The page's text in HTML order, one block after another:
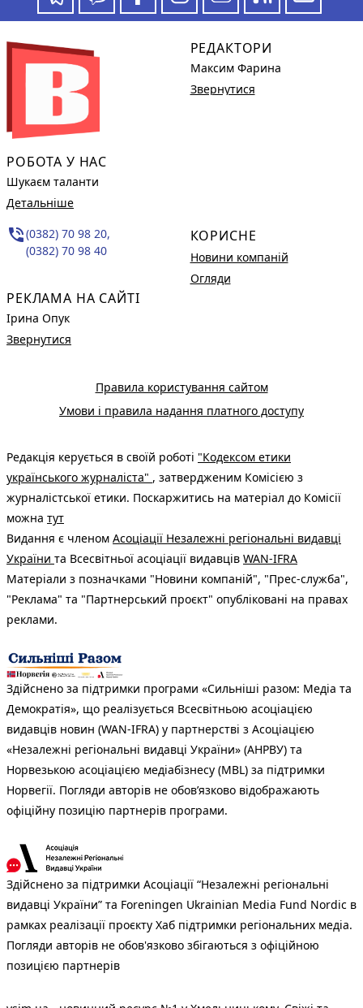
РОБОТА У НАС
Шукаєм таланти
Детальніше
phone_in_talk(0382) 70 98 20,
(0382) 70 98 40
РЕКЛАМА НА САЙТІ
Ірина Опук
Звернутися
РЕДАКТОРИ
Максим Фарина
Звернутися
КОРИСНЕ
Новини компаній
Огляди
Правила користування сайтом
Умови і правила надання платного доступу
Редакція керується в своїй роботі "Кодексом етики
українського журналіста" , затвердженим Комісією з
журналістської етики. Поскаржитись на матеріал до Комісії
можна тут
Видання є членом Асоціації Незалежні регіональні видавці
України та Всесвітньої асоціації видавців WAN-IFRA
Матеріали з позначками "Новини компаній", "Прес-служба",
"Реклама" та "Партнерський проєкт" опубліковані на правах
реклами.
Здійснено за підтримки програми «Сильніші разом: Медіа та
Демократія», що реалізується Всесвітньою асоціацією
видавців новин (WAN-IFRA) у партнерстві з Асоціацією
«Незалежні регіональні видавці України» (АНРВУ) та
Норвезькою асоціацією медіабізнесу (MBL) за підтримки
Норвегії. Погляди авторів не обов’язково відображають
офіційну позицію партнерів програми.
Здійснено за підтримки Асоціації “Незалежні регіональні
видавці України” та Foreningen Ukrainian Media Fund Nordic в
рамках реалізації проєкту Хаб підтримки регіональних медіа.
Погляди авторів не обов'язково збігаються з офіційною
позицією партнерів